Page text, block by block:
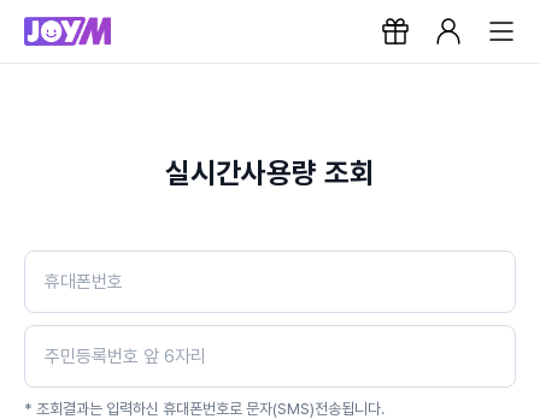
실시간사용량 조회
* 조회결과는 입력하신 휴대폰번호로 문자(SMS)전송됩니다.